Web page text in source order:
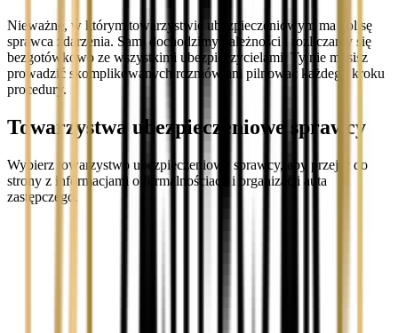
Nieważne, w którym towarzystwie ubezpieczeniowym ma polisę
sprawca zdarzenia. Sami dochodzimy należności i rozliczamy się
bezgotówkowo ze wszystkimi ubezpieczycielami. Ty nie musisz
prowadzić skomplikowanych rozmów ani pilnować każdego kroku
procedury.
Towarzystwa ubezpieczeniowe sprawcy
Wybierz towarzystwo ubezpieczeniowe sprawcy, aby przejść do
strony z informacjami o formalnościach i organizacji auta
zastępczego.